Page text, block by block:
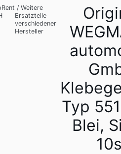
/ Weitere
Ersatzteile
verschiedener
Hersteller
Typ
Blei,